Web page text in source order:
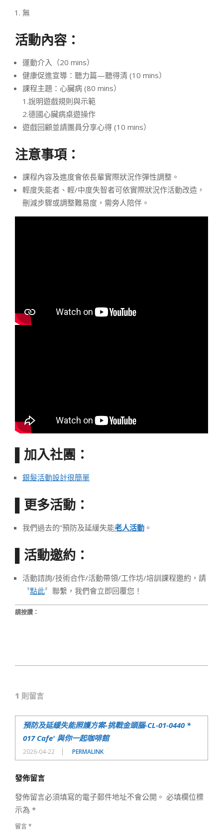
無
活動內容：
運動介入（20 mins）
健康促進宣導：聽力篇—聽得清 (10 mins）
課程主題：心臟病 (80 mins）
1.說明遊戲規則與示範
2.德國心臟病桌遊操作
遊戲回顧並請團員分享心得 (10 mins）
注意事項：
課程內容及進度會依長輩實際狀況作彈性調整。
輕度失能者、輕/中度失智者可依實際狀況作活動改造，
刪減步驟或調整難易度，需旁人陪伴。
加入社團：
銀髮活動設計很簡單
更多活動：
我們過去的”預防及延緩失能老人活動 。
活動邀約：
活動諮詢/技術合作/活動帶領/工作坊/培訓課程邀約，請
〝點此〞聯繫，我們會立即回覆您！
請按讚：
08
1 則留言
預防及延緩失能照護方案-挑戰金頭腦-CL-01-0440 *
017 Cafe' 與你一起咖啡館
2026-04-22 PERMALINK
發佈留言
發佈留言必須填寫的電子郵件地址不會公開。 必填欄位標
示為 *
留言*